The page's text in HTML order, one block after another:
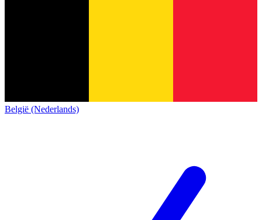
België (Nederlands)